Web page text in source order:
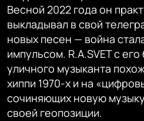
720p
Весной 2022 года он
выкладывал в свой
новых песен — война
импульсом. R.A.SVET с
уличного музыканта
хиппи 1970-х и на
сочиняющих новую
своей геопозиции.